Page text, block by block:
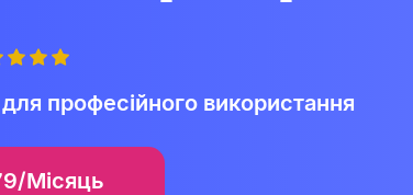
професійного використання
Місяць